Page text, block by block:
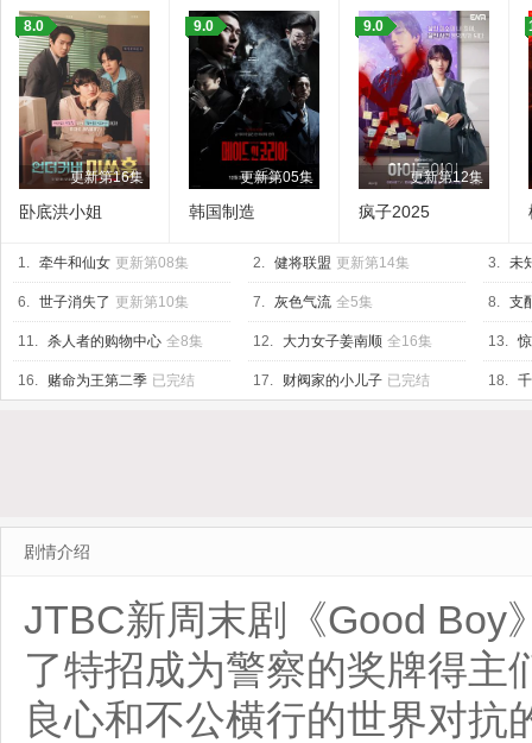
更新第16集
8.0
卧底洪小姐
更新第05集
9.0
韩国制造
更新第12集
9.0
疯子2025
1. 牵牛和仙女 更新第08集 2. 健将联盟 更新第14集 3. 未
6. 世子消失了 更新第10集 7. 灰色气流 全5集 8. 支
11. 杀人者的购物中心 全8集 12. 大力女子姜南顺 全16集 13.
16. 赌命为王第二季 已完结 17. 财阀家的小儿子 已完结 18.
剧情介绍
JTBC新周末剧《Good Boy
了特招成为警察的奖牌得主
良心和不公横行的世界对抗